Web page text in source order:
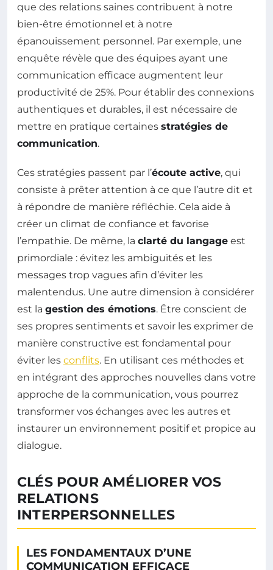
que des relations saines contribuent à notre
bien-être émotionnel et à notre
épanouissement personnel. Par exemple, une
enquête révèle que des équipes ayant une
communication efficace augmentent leur
productivité de 25%. Pour établir des connexions
authentiques et durables, il est nécessaire de
mettre en pratique certaines stratégies de
communication.
Ces stratégies passent par l’écoute active, qui
consiste à prêter attention à ce que l’autre dit et
à répondre de manière réfléchie. Cela aide à
créer un climat de confiance et favorise
l’empathie. De même, la clarté du langage est
primordiale : évitez les ambiguïtés et les
messages trop vagues afin d’éviter les
malentendus. Une autre dimension à considérer
est la gestion des émotions. Être conscient de
ses propres sentiments et savoir les exprimer de
manière constructive est fondamental pour
éviter les conflits. En utilisant ces méthodes et
en intégrant des approches nouvelles dans votre
approche de la communication, vous pourrez
transformer vos échanges avec les autres et
instaurer un environnement positif et propice au
dialogue.
CLÉS POUR AMÉLIORER VOS
RELATIONS
INTERPERSONNELLES
LES FONDAMENTAUX D’UNE
COMMUNICATION EFFICACE